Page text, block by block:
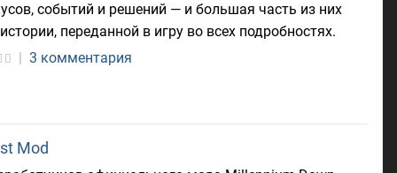
событий и решений — и большая часть из них
переданной в игру во всех подробностях.
| 3 комментария
Mod